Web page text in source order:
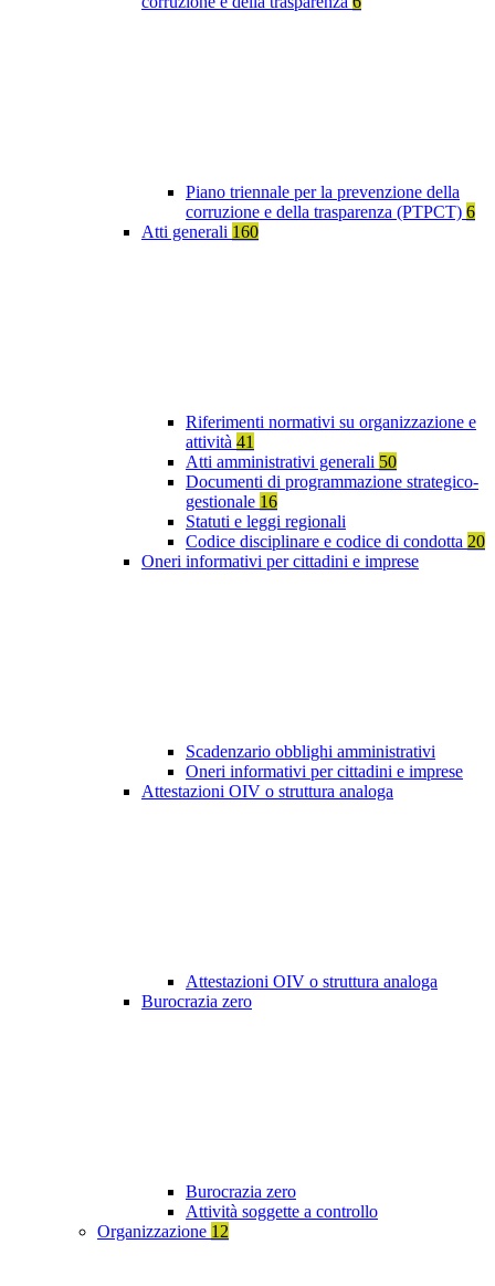
Piano triennale per la prevenzione della
corruzione e della trasparenza (PTPCT) 6
Atti generali 160
Riferimenti normativi su organizzazione e
attività 41
Atti amministrativi generali 50
Documenti di programmazione strategico-
gestionale 16
Statuti e leggi regionali
Codice disciplinare e codice di condotta 20
Oneri informativi per cittadini e imprese
Scadenzario obblighi amministrativi
Oneri informativi per cittadini e imprese
Attestazioni OIV o struttura analoga
Attestazioni OIV o struttura analoga
Burocrazia zero
Burocrazia zero
Attività soggette a controllo
Organizzazione 12